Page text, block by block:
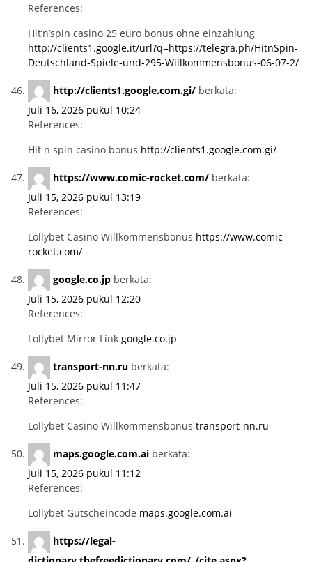
References:
Hit’n’spin casino 25 euro bonus ohne einzahlung
http://clients1.google.it/url?q=https://telegra.ph/HitnSpin-
Deutschland-Spiele-und-295-Willkommensbonus-06-07-2/
http://clients1.google.com.gi/ berkata:
Juli 16, 2026 pukul 10:24
References:
Hit n spin casino bonus http://clients1.google.com.gi/
https://www.comic-rocket.com/ berkata:
Juli 15, 2026 pukul 13:19
References:
Lollybet Casino Willkommensbonus https://www.comic-
rocket.com/
google.co.jp berkata:
Juli 15, 2026 pukul 12:20
References:
Lollybet Mirror Link google.co.jp
transport-nn.ru berkata:
Juli 15, 2026 pukul 11:47
References:
Lollybet Casino Willkommensbonus transport-nn.ru
maps.google.com.ai berkata:
Juli 15, 2026 pukul 11:12
References:
Lollybet Gutscheincode maps.google.com.ai
https://legal-